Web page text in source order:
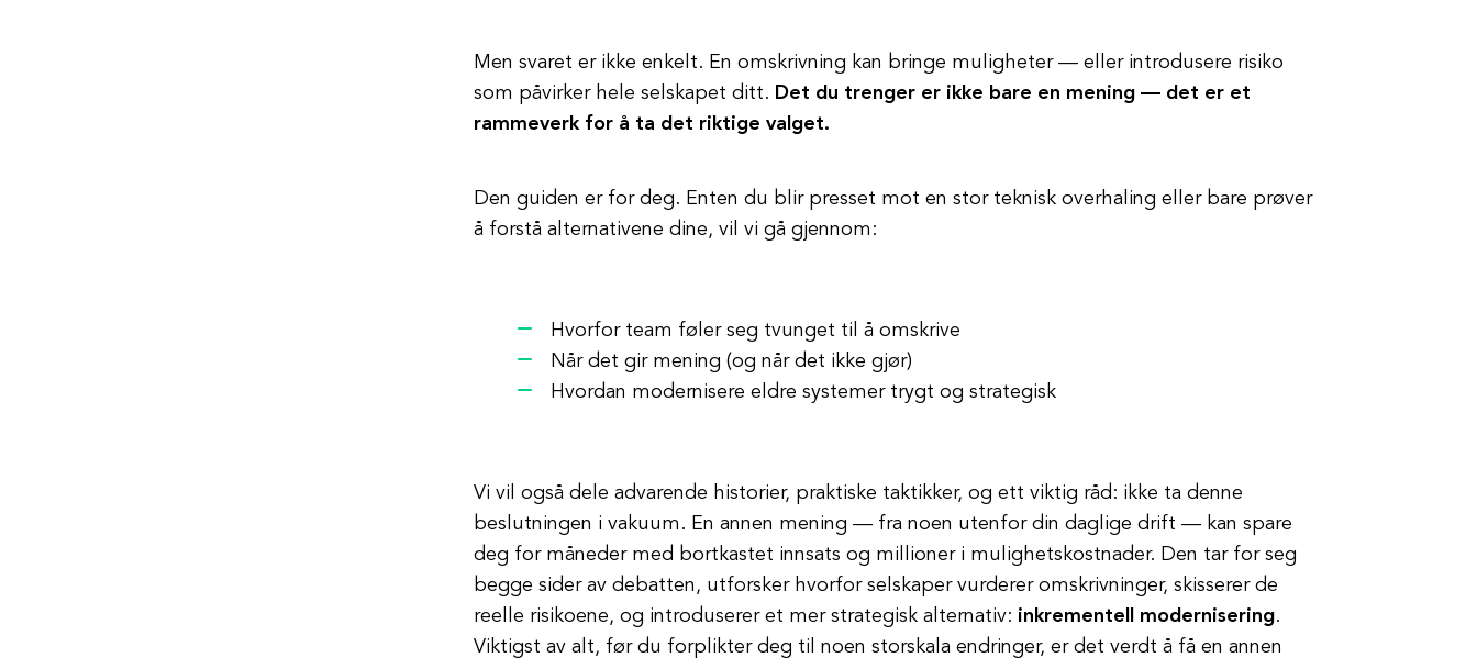
Men svaret er ikke enkelt. En omskrivning kan bringe muligheter — eller introdusere risiko
som påvirker hele selskapet ditt. Det du trenger er ikke bare en mening — det er et
rammeverk for å ta det riktige valget.
Den guiden er for deg. Enten du blir presset mot en stor teknisk overhaling eller bare prøver
å forstå alternativene dine, vil vi gå gjennom:
Hvorfor team føler seg tvunget til å omskrive
Når det gir mening (og når det ikke gjør)
Hvordan modernisere eldre systemer trygt og strategisk
Vi vil også dele advarende historier, praktiske taktikker, og ett viktig råd: ikke ta denne
beslutningen i vakuum. En annen mening — fra noen utenfor din daglige drift — kan spare
deg for måneder med bortkastet innsats og millioner i mulighetskostnader. Den tar for seg
begge sider av debatten, utforsker hvorfor selskaper vurderer omskrivninger, skisserer de
reelle risikoene, og introduserer et mer strategisk alternativ: inkrementell modernisering.
Viktigst av alt, før du forplikter deg til noen storskala endringer, er det verdt å få en annen